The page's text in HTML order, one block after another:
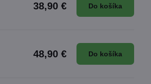
38,90 € Do košíka
48,90 € Do košíka